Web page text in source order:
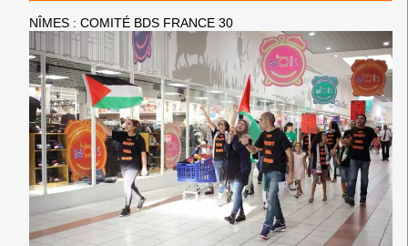
NÎMES : COMITÉ BDS FRANCE 30